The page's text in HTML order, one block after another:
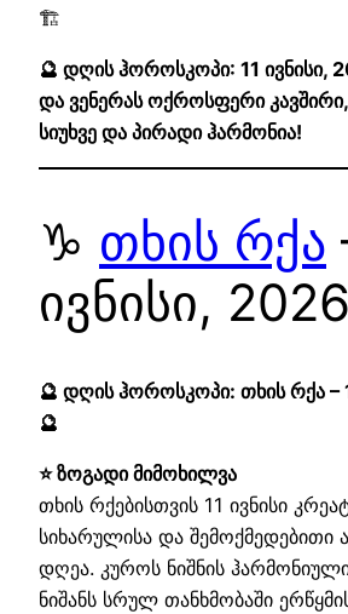
🏗️
🔮 დღის ჰოროსკოპი: 11 ივნისი,
და ვენერას ოქროსფერი კავშირი,
სიუხვე და პირადი ჰარმონია!
♑ თხის რქა
ივნისი, 2026
🔮 დღის ჰოროსკოპი: თხის რქა –
🔮
⭐ ზოგადი მიმოხილვა
თხის რქებისთვის 11 ივნისი
სიხარულისა და შემოქმედებითი
დღეა. კუროს ნიშნის
ნიშანს სრულ თანხმობაში